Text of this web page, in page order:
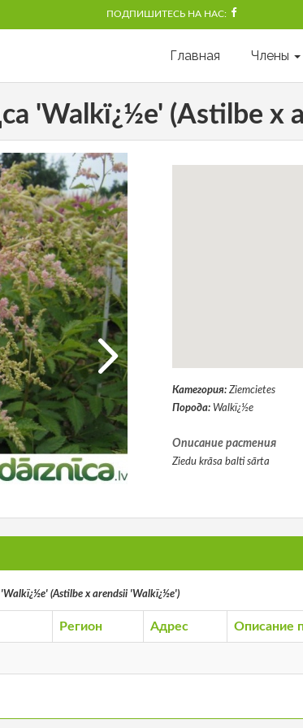
ПОДПИШИТЕСЬ НА НАС:
Главная Члены
'Walkï¿½e' (Astilbe x
Категория: Ziemcietes
Порода: Walkï¿½e
Описание растения
Ziedu krāsa balti sārta
(Astilbe x arendsii 'Walkï¿½e')
Регион Адрес Описание